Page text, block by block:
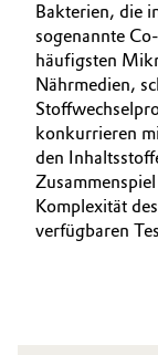
Bakterien, die
sogenannte
häufigsten
Nährmedien,
konkurrieren
den
Komplexität
verfügbaren